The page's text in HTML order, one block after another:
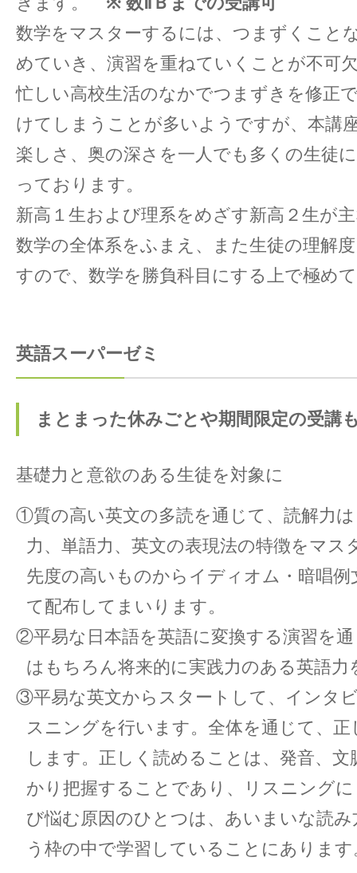
数学をマスターするには、つまずくこと
めていき、演習を重ねていくことが不可
忙しい高校生活のなかでつまずきを修正
けてしまうことが多いようですが、本講
楽しさ、奥の深さを一人でも多くの生徒
っております。
新高１生および理系をめざす新高２生が
数学の全体系をふまえ、また生徒の理解
すので、数学を勝負科目にする上で極め
英語スーパーゼミ
まとまった休みごとや期間限定の受講
基礎力と意欲のある生徒を対象に
①質の高い英文の多読を通じて、読解力
力、単語力、英文の表現法の特徴をマ
先度の高いものからイディオム・暗唱
て配布してまいります。
②平易な日本語を英語に変換する演習を
はもちろん将来的に実践力のある英語力
③平易な英文からスタートして、インタ
スニングを行います。全体を通じて、
します。正しく読めることは、発音、
かり把握することであり、リスニング
び悩む原因のひとつは、あいまいな読
う枠の中で学習していることにあります